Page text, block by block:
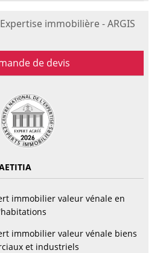
Expertise immobilière - ARGIS
de devis
immobilier valeur vénale en
immobilier valeur vénale biens
et industriels